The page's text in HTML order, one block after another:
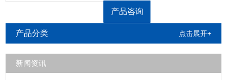
于德国林塞斯Linseis、美国PE、美国
TA、德国Netzsch、瑞士Mettler、法
国塞塔拉姆Setaram、日本岛津
工SII、德国布鲁克AXS等公司生产的
产品咨询
产品分类 点击展开+
新闻资讯